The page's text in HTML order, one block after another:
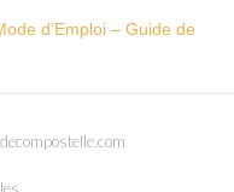
d’Emploi – Guide de